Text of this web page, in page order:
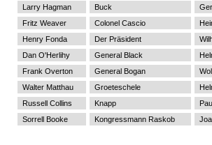
Larry Hagman Buck
Fritz Weaver
Colonel Cascio
Henry Fonda
Der Präsident
Dan O'Herlihy
General Black
Frank Overton
General Bogan
Walter Matthau
Groeteschele
Russell Collins
Knapp
Sorrell Booke
Kongressmann Raskob